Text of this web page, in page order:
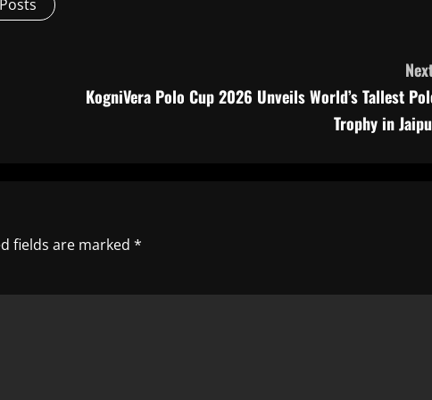
KogniVera Polo Cup 2026 Unveils World’s Tallest
Trophy in
fields are marked *